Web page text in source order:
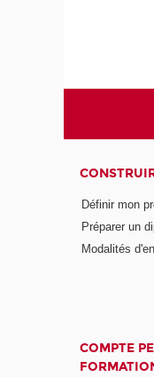
Définir mon
Préparer un
Modalités
COMPTE